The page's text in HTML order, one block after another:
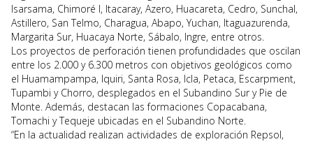
Isarsama, Chimoré I, Itacaray, Azero, Huacareta, Cedro, Sunchal,
Astillero, San Telmo, Charagua, Abapo, Yuchan, Itaguazurenda,
Margarita Sur, Huacaya Norte, Sábalo, Ingre, entre otros.
Los proyectos de perforación tienen profundidades que oscilan
entre los 2.000 y 6.300 metros con objetivos geológicos como
el Huamampampa, Iquiri, Santa Rosa, Icla, Petaca, Escarpment,
Tupambi y Chorro, desplegados en el Subandino Sur y Pie de
Monte. Además, destacan las formaciones Copacabana,
Tomachi y Tequeje ubicadas en el Subandino Norte.
“En la actualidad realizan actividades de exploración Repsol,